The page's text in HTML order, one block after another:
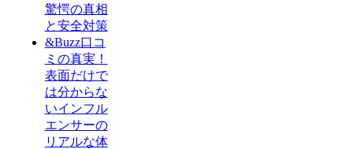
驚愕の真相
と安全対策
&Buzz口コ
ミの真実！
表面だけで
は分からな
いインフル
エンサーの
リアルな体